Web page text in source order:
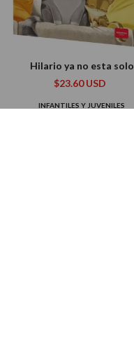
Hilario ya no esta solo
$23.60 USD
INFANTILES Y JUVENILES